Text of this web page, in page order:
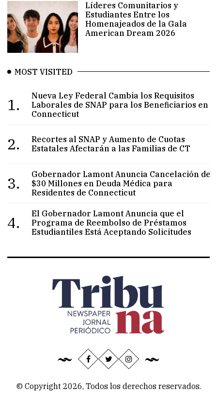
Líderes Comunitarios y
Estudiantes Entre los
Homenajeados de la Gala
American Dream 2026
MOST VISITED
1.
Nueva Ley Federal Cambia los Requisitos
Laborales de SNAP para los Beneficiarios en
Connecticut
2.
Recortes al SNAP y Aumento de Cuotas
Estatales Afectarán a las Familias de CT
3.
Gobernador Lamont Anuncia Cancelación de
$30 Millones en Deuda Médica para
Residentes de Connecticut
4.
El Gobernador Lamont Anuncia que el
Programa de Reembolso de Préstamos
Estudiantiles Está Aceptando Solicitudes
© Copyright 2026, Todos los derechos reservados.